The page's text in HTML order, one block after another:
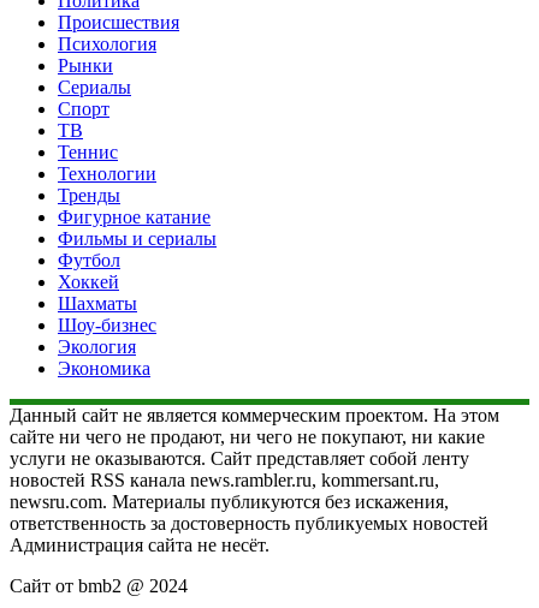
Происшествия
Психология
Рынки
Сериалы
Спорт
ТВ
Теннис
Технологии
Тренды
Фигурное катание
Фильмы и сериалы
Футбол
Хоккей
Шахматы
Шоу-бизнес
Экология
Экономика
Данный сайт не является коммерческим проектом. На этом
сайте ни чего не продают, ни чего не покупают, ни какие
услуги не оказываются. Сайт представляет собой ленту
новостей RSS канала news.rambler.ru, kommersant.ru,
newsru.com. Материалы публикуются без искажения,
ответственность за достоверность публикуемых новостей
Администрация сайта не несёт.
Сайт от bmb2 @ 2024